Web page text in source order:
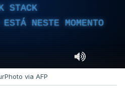
STACK
NESTE MOMENTO
via AFP